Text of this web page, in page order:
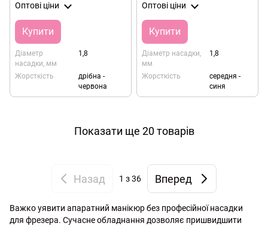
Оптові ціни
Купити
Діаметр
насадки, мм
1,8
Жорсткість
дрібна -
червона
Оптові ціни
Купити
Діаметр насадки,
мм
1,8
Жорсткість
середня -
синя
Показати ще 20 товарів
Назад 1 з 36 Вперед
Важко уявити апаратний манікюр без професійної насадки
для фрезера. Сучасне обладнання дозволяє пришвидшити